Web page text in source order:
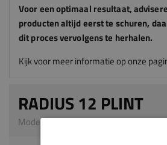
Voor een optimaal resultaat,
producten altijd eerst te schuren,
dit proces vervolgens te herhalen.
Kijk voor meer informatie op onze
RADIUS 12 PLINT
Model 0137 | 12 x 70 mm | MDF v313